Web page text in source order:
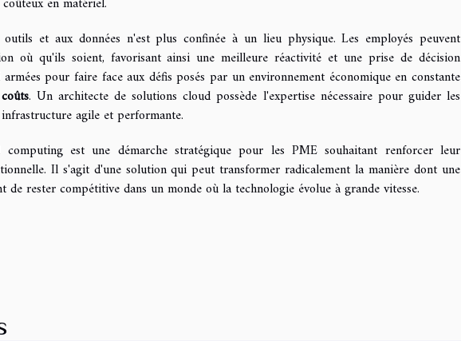
et aux données n'est plus confinée à un lieu physique. Les employés peuvent
où qu'ils soient, favorisant ainsi une meilleure réactivité et une prise de décision
pour faire face aux défis posés par un environnement économique en constante
coûts. Un architecte de solutions cloud possède l'expertise nécessaire pour guider les
agile et performante.
est une démarche stratégique pour les PME souhaitant renforcer leur
Il s'agit d'une solution qui peut transformer radicalement la manière dont une
rester compétitive dans un monde où la technologie évolue à grande vitesse.